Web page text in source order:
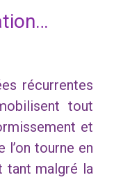
récurrentes
tout
et
l’on tourne en
tant malgré la